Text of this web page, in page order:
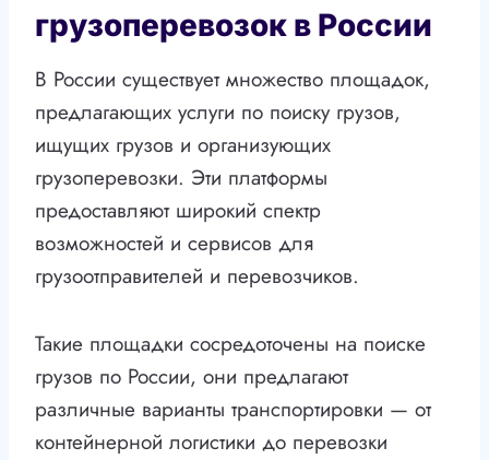
грузоперевозок в России
В России существует множество площадок,
предлагающих услуги по поиску грузов,
ищущих грузов и организующих
грузоперевозки. Эти платформы
предоставляют широкий спектр
возможностей и сервисов для
грузоотправителей и перевозчиков.
Такие площадки сосредоточены на поиске
грузов по России, они предлагают
различные варианты транспортировки — от
контейнерной логистики до перевозки